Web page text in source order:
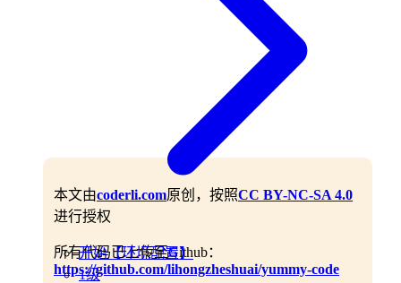
开始【环境配置】
1级
本文由coderli.com原创，按照CC BY-NC-SA 4.0
进行授权
所有代码已上传至Github：
https://github.com/lihongzheshuai/yummy-code